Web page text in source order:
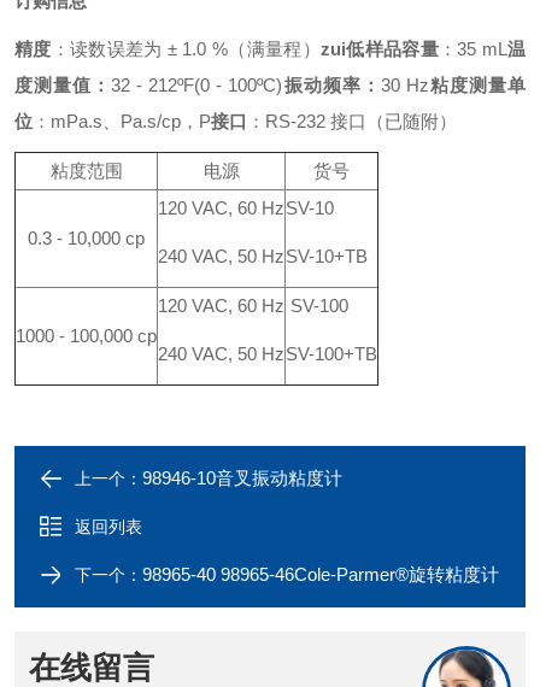
精度 ：读数误差为 ± 1.0 %（满量程） zui低样品容量：35 mL 温
度测量值：32 - 212ºF(0 - 100ºC)振动频率： 30 Hz粘度测量单
位 ：mPa.s、Pa.s/cp，P接口 ：RS-232 接口（已随附）
粘度范围 电源 货号
0.3 - 10,000 cp
120 VAC, 60 Hz
240 VAC, 50 Hz
SV-10
SV-10+TB
1000 - 100,000 cp
120 VAC, 60 Hz
240 VAC, 50 Hz
SV-100
SV-100+TB
上一个： 98946-10音叉振动粘度计
返回列表
下一个： 98965-40 98965-46Cole-Parmer®旋转粘度计
在线留言